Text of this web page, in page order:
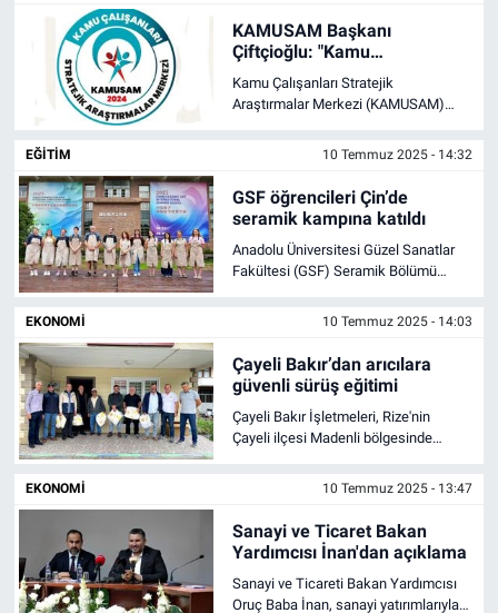
işçiler, grev yapmayacak. Kamu
Çerçeve Protokolü ise yarın saat
12:00'da imza altına alınacak.
KAMUSAM Başkanı
Çiftçioğlu: "Kamu
çalışanlarımız için ‘İnsani
Yaşam Endeksi' araştırması
başlatıyoruz"
Kamu Çalışanları Stratejik
Araştırmalar Merkezi (KAMUSAM)
Endeksi' araştırmasını başlattı.
EĞITIM 10 Temmuz 2025 - 14:32
GSF öğrencileri Çin’de
seramik kampına katıldı
Anadolu Üniversitesi Güzel Sanatlar
Fakültesi (GSF) Seramik Bölümü
Bursu Uluslararası Yaz Okulu
Seramik Üniversitesi tarafından
düzenlenen "Uluslararası Seramik
Sanat Çalışma Kampı"na katıldı.
EKONOMI 10 Temmuz 2025 - 14:03
Çayeli Bakır’dan arıcılara
güvenli sürüş eğitimi
Çayeli Bakır İşletmeleri, Rize'nin
Çayeli ilçesi Madenli bölgesinde
Sürüş Eğitimi" gerçekleştirdi.
EKONOMI 10 Temmuz 2025 - 13:47
Sanayi ve Ticaret Bakan
Yardımcısı İnan'dan açıklama
Sanayi ve Ticareti Bakan Yardımcısı
Oruç Baba İnan, sanayi yatırımlarıyla